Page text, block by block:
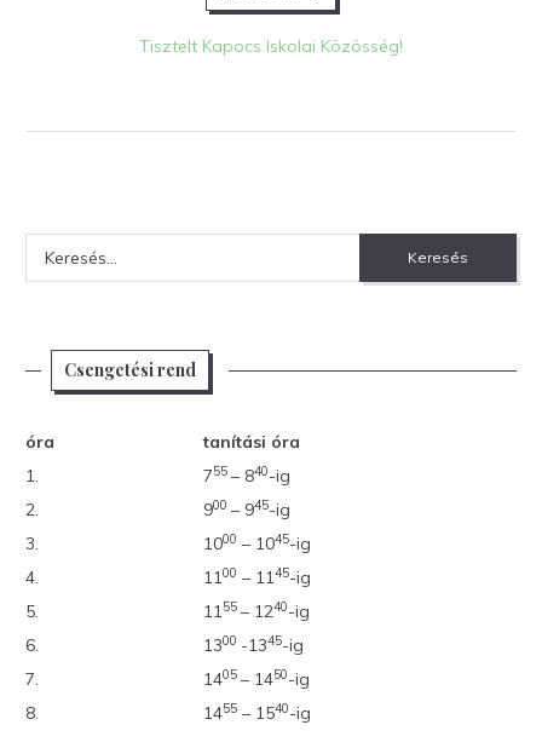
Tisztelt Kapocs Iskolai Közösség!
Keresés:
Csengetési rend
óra
tanítási óra
1.
755 – 840-ig
2.
900 – 945-ig
3.
1000 – 1045-ig
4.
1100 – 1145-ig
5.
1155 – 1240-ig
6.
1300 -1345-ig
7.
1405 – 1450-ig
8.
1455 – 1540-ig